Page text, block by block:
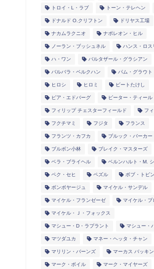
トロイ・L・ラブ トーン・テレヘン
ドナルド O.クリフトン ドリヤス工場
ナカムラクニオ ナポレオン・ヒル
ノーラン・ブッシュネル ハンス・ロス
ハ・ワン バルタザール・グラシアン
バルバラ・ベルクハン パム・グラウト
ヒロシ ヒロミ ビートたけし
ピア・エドバーグ ピーター・ティール
フィリップ チェスターフィールド フ
フクチマミ フジタ フランス
フランツ・カフカ ブルック・バーカー
ブルボン小林 ブレイク・マスターズ
ベラ・ブライヘル ベルンハルト・M.
ペク・セヒ ペズル ボブ・トビン
ボンボヤージュ マイケル・サンデル
マイケル・フランゼーゼ マイケル・プ
マイケル・Ｊ・フォックス
マシュー・D・ラプラント マシュー・
マツダユカ マネー・ヘッタ・チャン
マリリン・バーンズ マーカス バッキ
マーク・ボイル マーク・マイヤーズ